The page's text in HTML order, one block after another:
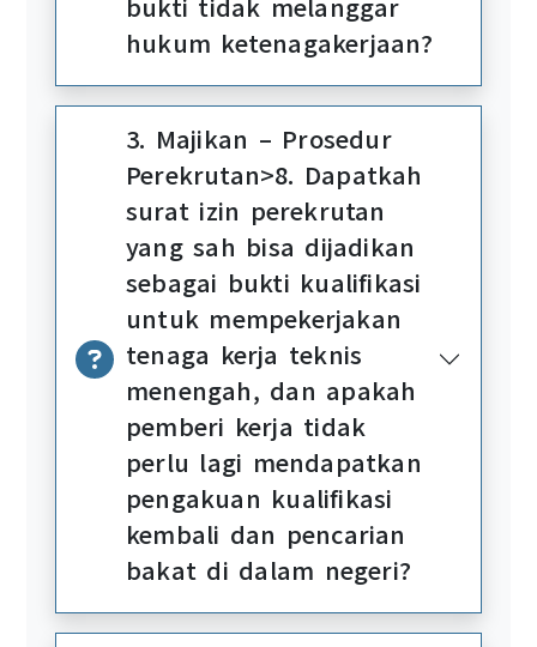
hukum ketenagakerjaan?
3. Majikan – Prosedur
Perekrutan>8. Dapatkah
surat izin perekrutan
yang sah bisa dijadikan
sebagai bukti kualifikasi
untuk mempekerjakan
tenaga kerja teknis
menengah, dan apakah
pemberi kerja tidak
perlu lagi mendapatkan
pengakuan kualifikasi
kembali dan pencarian
bakat di dalam negeri?